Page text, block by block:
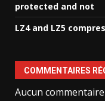
protected and not
LZ4 and LZ5
COMMENTAIRES
Aucun